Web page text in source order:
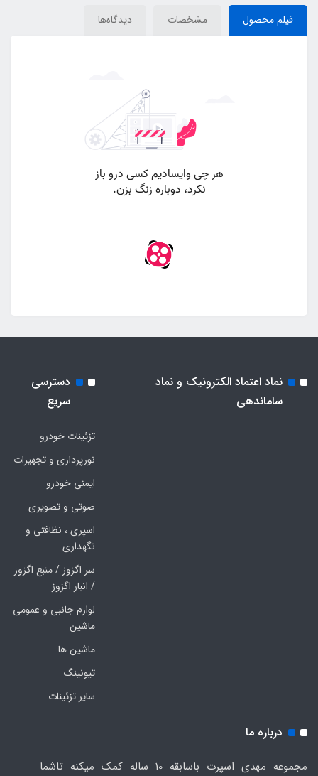
فیلم محصول مشخصات دیدگاه‌ها
نماد اعتماد الکترونیک و نماد
ساماندهی
دسترسی
سریع
تزئینات خودرو
نورپردازی و تجهیزات
ایمنی خودرو
صوتی و تصویری
اسپری ، نظافتی و
نگهداری
سر اگزوز / منبع اگزوز
/ انبار اگزوز
لوازم جانبی و عمومی
ماشین
ماشین ها
تیونینگ
سایر تزئینات
درباره ما
مجموعه مهدی اسپرت باسابقه 10 ساله کمک میکنه تاشما